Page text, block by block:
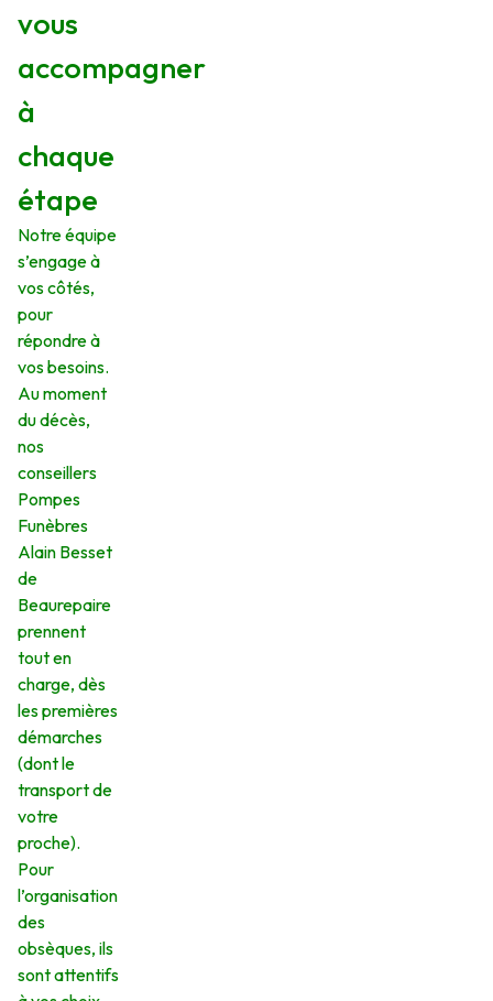
vous
accompagner
à
chaque
étape
Notre équipe
s’engage à
vos côtés,
pour
répondre à
vos besoins.
Au moment
du décès,
nos
conseillers
Pompes
Funèbres
Alain Besset
de
Beaurepaire
prennent
tout en
charge, dès
les premières
démarches
(dont le
transport de
votre
proche).
Pour
l’organisation
des
obsèques, ils
sont attentifs